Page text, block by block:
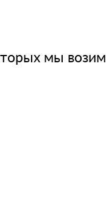
мы возим